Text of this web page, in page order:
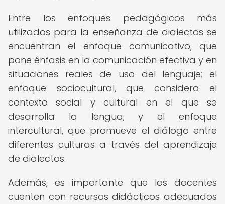
Entre los enfoques pedagógicos más
utilizados para la enseñanza de dialectos se
encuentran el enfoque comunicativo, que
pone énfasis en la comunicación efectiva y en
situaciones reales de uso del lenguaje; el
enfoque sociocultural, que considera el
contexto social y cultural en el que se
desarrolla la lengua; y el enfoque
intercultural, que promueve el diálogo entre
diferentes culturas a través del aprendizaje
de dialectos.
Además, es importante que los docentes
cuenten con recursos didácticos adecuados